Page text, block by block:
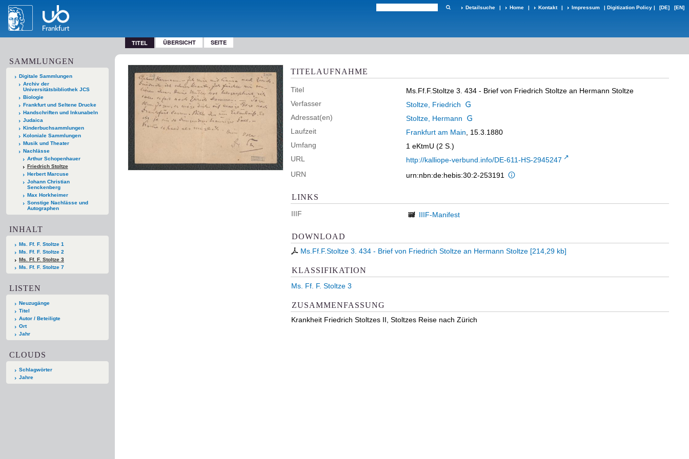
Detailsuche | Home | Kontakt | Impressum | Digitization Policy | [DE] [EN]
TITEL ÜBERSICHT SEITE
SAMMLUNGEN
Digitale Sammlungen
Archiv der
Universitätsbibliothek JCS
Biologie
Frankfurt und Seltene Drucke
Handschriften und Inkunabeln
Judaica
Kinderbuchsammlungen
Koloniale Sammlungen
Musik und Theater
Nachlässe
Arthur Schopenhauer
Friedrich Stoltze
Herbert Marcuse
Johann Christian
Senckenberg
Max Horkheimer
Sonstige Nachlässe und
Autographen
INHALT
Ms. Ff. F. Stoltze 1
Ms. Ff. F. Stoltze 2
Ms. Ff. F. Stoltze 3
Ms. Ff. F. Stoltze 7
LISTEN
Neuzugänge
Titel
Autor / Beteiligte
Ort
Jahr
CLOUDS
Schlagwörter
Jahre
TITELAUFNAHME
Titel
Ms.Ff.F.Stoltze 3. 434 - Brief von Friedrich Stoltze an Hermann Stoltze
Verfasser
Stoltze, Friedrich
Adressat(en)
Stoltze, Hermann
Laufzeit
Frankfurt am Main , 15.3.1880
Umfang
1 eKtmU (2 S.)
URL
http://kalliope-verbund.info/DE-611-HS-2945247
URN
urn:nbn:de:hebis:30:2-253191
LINKS
IIIF IIIF-Manifest
DOWNLOAD
Ms.Ff.F.Stoltze 3. 434 - Brief von Friedrich Stoltze an Hermann Stoltze [214,29 kb]
KLASSIFIKATION
Ms. Ff. F. Stoltze 3
ZUSAMMENFASSUNG
Krankheit Friedrich Stoltzes II, Stoltzes Reise nach Zürich